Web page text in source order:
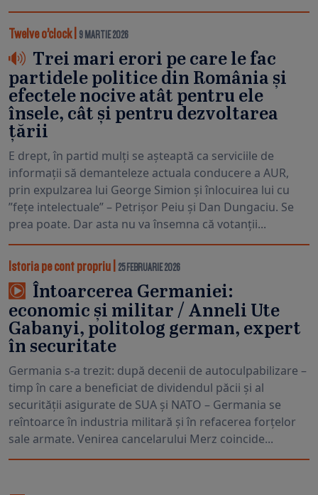
Twelve o’clock| 9 MARTIE 2026
Trei mari erori pe care le fac
partidele politice din România și
efectele nocive atât pentru ele
însele, cât și pentru dezvoltarea
țării
E drept, în partid mulți se așteaptă ca serviciile de
informații să demanteleze actuala conducere a AUR,
prin expulzarea lui George Simion și înlocuirea lui cu
”fețe intelectuale” – Petrișor Peiu și Dan Dungaciu. Se
prea poate. Dar asta nu va însemna că votanții...
Istoria pe cont propriu 25 FEBRUARIE 2026
Întoarcerea Germaniei:
economic și militar / Anneli Ute
Gabanyi, politolog german, expert
în securitate
Germania s-a trezit: după decenii de autoculpabilizare –
timp în care a beneficiat de dividendul păcii și al
securității asigurate de SUA și NATO – Germania se
reîntoarce în industria militară și în refacerea forțelor
sale armate. Venirea cancelarului Merz coincide...